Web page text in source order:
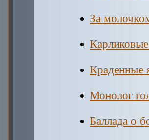
За
Краденные
Монолог
Баллада о